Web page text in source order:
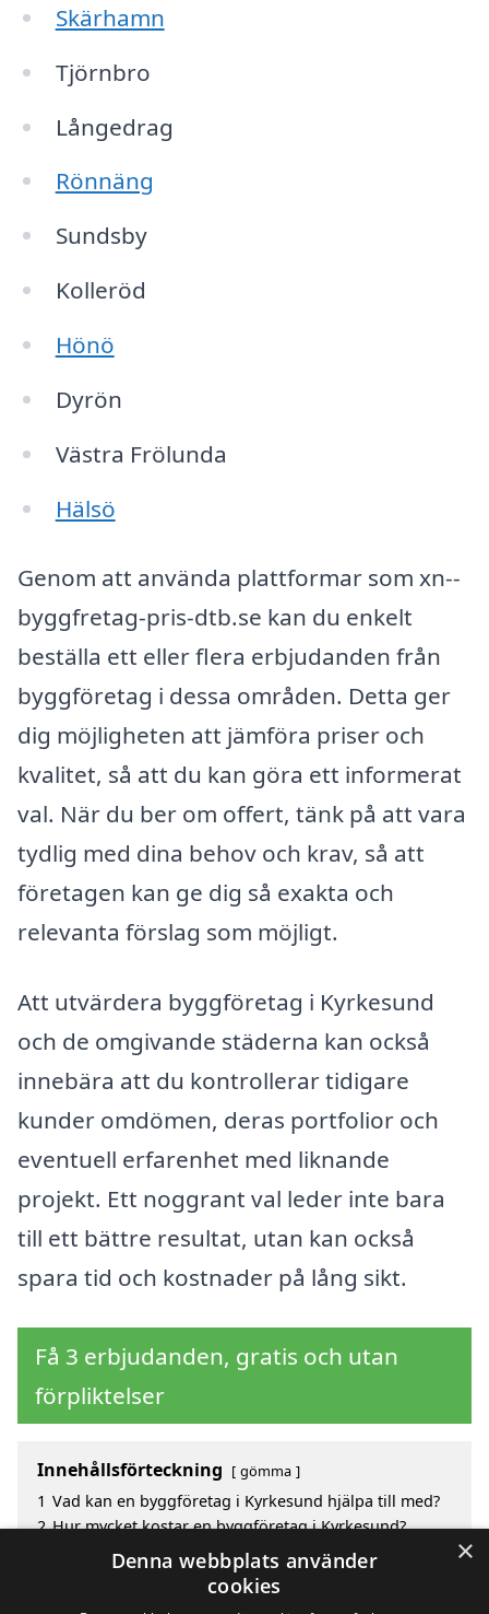
Skärhamn
Tjörnbro
Långedrag
Rönnäng
Sundsby
Kolleröd
Hönö
Dyrön
Västra Frölunda
Hälsö
Genom att använda plattformar som xn--
byggfretag-pris-dtb.se kan du enkelt
beställa ett eller flera erbjudanden från
byggföretag i dessa områden. Detta ger
dig möjligheten att jämföra priser och
kvalitet, så att du kan göra ett informerat
val. När du ber om offert, tänk på att vara
tydlig med dina behov och krav, så att
företagen kan ge dig så exakta och
relevanta förslag som möjligt.
Att utvärdera byggföretag i Kyrkesund
och de omgivande städerna kan också
innebära att du kontrollerar tidigare
kunder omdömen, deras portfolior och
eventuell erfarenhet med liknande
projekt. Ett noggrant val leder inte bara
till ett bättre resultat, utan kan också
spara tid och kostnader på lång sikt.
Få 3 erbjudanden, gratis och utan
förpliktelser
Innehållsförteckning gömma
1 Vad kan en byggföretag i Kyrkesund hjälpa till med?
2 Hur mycket kostar en byggföretag i Kyrkesund?
Fördelar med att välja byggföretag i Kyrkesund
Sök efter en skicklig byggföretag i de omgivande
×
Denna webbplats använder
cookies